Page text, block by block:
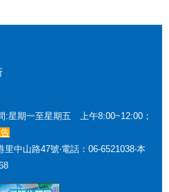
:星期一至星期五 上午8:00~12:00；
中山路47號‧電話：06-6521038‧本